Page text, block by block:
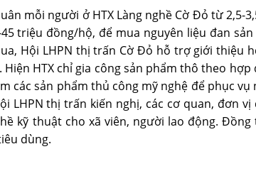
mỗi người ở HTX Làng nghề Cờ Đỏ từ
triệu đồng/hộ, để mua nguyên liệu đan
Hội LHPN thị trấn Cờ Đỏ hỗ trợ giới thiệu
HTX chỉ gia công sản phẩm thô theo
các sản phẩm thủ công mỹ nghệ để phục
LHPN thị trấn kiến nghị, các cơ quan, đơn
kỹ thuật cho xã viên, người lao động.
dùng.